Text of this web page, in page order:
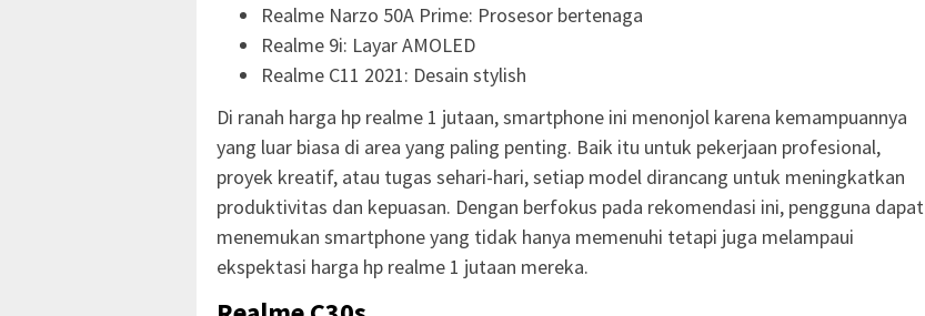
Realme Narzo 50A Prime: Prosesor bertenaga
Realme 9i: Layar AMOLED
Realme C11 2021: Desain stylish
Di ranah harga hp realme 1 jutaan, smartphone ini menonjol karena kemampuannya
yang luar biasa di area yang paling penting. Baik itu untuk pekerjaan profesional,
proyek kreatif, atau tugas sehari-hari, setiap model dirancang untuk meningkatkan
produktivitas dan kepuasan. Dengan berfokus pada rekomendasi ini, pengguna dapat
menemukan smartphone yang tidak hanya memenuhi tetapi juga melampaui
ekspektasi harga hp realme 1 jutaan mereka.